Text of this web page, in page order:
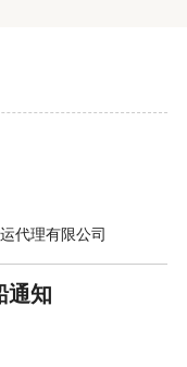
代理有限公司
通知